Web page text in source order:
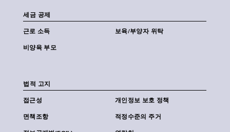
세금 공제
근로 소득 보육/부양자 위탁
비양육 부모
법적 고지
접근성 개인정보 보호 정책
면책조항 적정수준의 주거